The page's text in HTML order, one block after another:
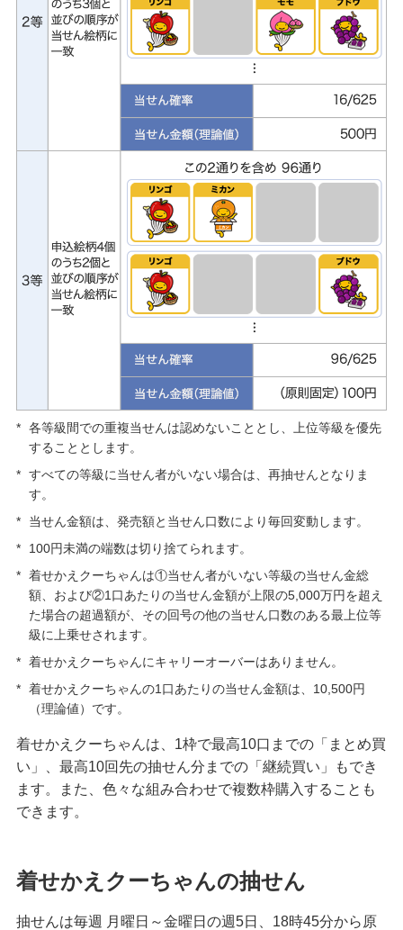
* 各等級間での重複当せんは認めないこととし、上位等級を優先
することとします。
* すべての等級に当せん者がいない場合は、再抽せんとなりま
す。
*
当せん金額は、発売額と当せん口数により毎回変動します。
*
100円未満の端数は切り捨てられます。
* 着せかえクーちゃんは①当せん者がいない等級の当せん金総
額、および②1口あたりの当せん金額が上限の5,000万円を超え
た場合の超過額が、その回号の他の当せん口数のある最上位等
級に上乗せされます。
* 着せかえクーちゃんにキャリーオーバーはありません。
* 着せかえクーちゃんの1口あたりの当せん金額は、10,500円
（理論値）です。
着せかえクーちゃんは、1枠で最高10口までの「まとめ買
い」、最高10回先の抽せん分までの「継続買い」もでき
ます。また、色々な組み合わせで複数枠購入することも
できます。
着せかえクーちゃんの抽せん
抽せんは毎週 月曜日～金曜日の週5日、18時45分から原